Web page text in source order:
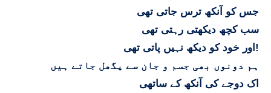
جس کو آنکھ ترس جاتی تھی
سب کچھ دیکھتی رہتی تھی
اور خود کو دیکھ نہیں پاتی تھی!
ہم دونوں بھی جسم و جان سے پگھل جاتے ہیں
اک دوجے کی آنکھ کے ساتھی